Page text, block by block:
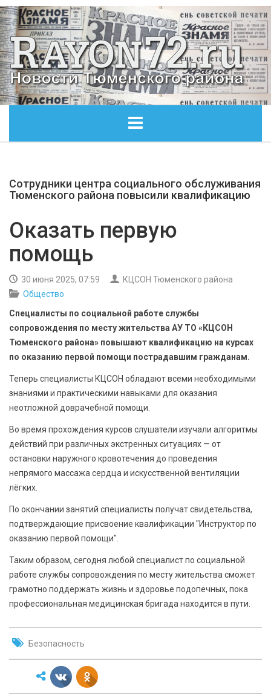
ОБЩЕСТВО
КУЛЬТУРА
БЕЗОПАСНОСТЬ
Сотрудники центра социального обслуживания
Тюменского района повысили квалификацию
Оказать первую
помощь
30 июня 2025, 07:59
КЦСОН Тюменского района
Общество
Специалисты по социальной работе службы
сопровождения по месту жительства АУ ТО «КЦСОН
Тюменского района» повышают квалификацию на курсах
по оказанию первой помощи пострадавшим гражданам.
Теперь специалисты КЦСОН обладают всеми необходимыми
знаниями и практическими навыками для оказания
неотложной доврачебной помощи.
Во время прохождения курсов слушатели изучали алгоритмы
действий при различных экстренных ситуациях — от
остановки наружного кровотечения до проведения
непрямого массажа сердца и искусственной вентиляции
лёгких.
По окончании занятий специалисты получат свидетельства,
подтверждающие присвоение квалификации "Инструктор по
оказанию первой помощи".
Таким образом, сегодня любой специалист по социальной
работе службы сопровождения по месту жительства сможет
грамотно поддержать жизнь и здоровье подопечных, пока
профессиональная медицинская бригада находится в пути.
Безопасность